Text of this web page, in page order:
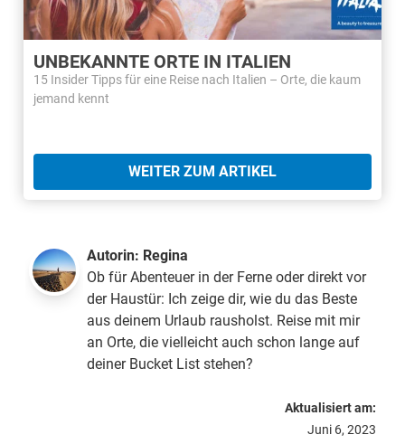
UNBEKANNTE ORTE IN ITALIEN
15 Insider Tipps für eine Reise nach Italien – Orte, die kaum
jemand kennt
WEITER ZUM ARTIKEL
Autorin: Regina
Ob für Abenteuer in der Ferne oder direkt vor
der Haustür: Ich zeige dir, wie du das Beste
aus deinem Urlaub rausholst. Reise mit mir
an Orte, die vielleicht auch schon lange auf
deiner Bucket List stehen?
Aktualisiert am:
Juni 6, 2023